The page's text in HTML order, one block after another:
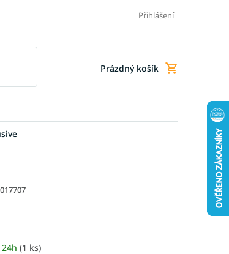
Obchodní podmínky
Přihlášení
Nákupní
Prázdný košík
(1 ks)